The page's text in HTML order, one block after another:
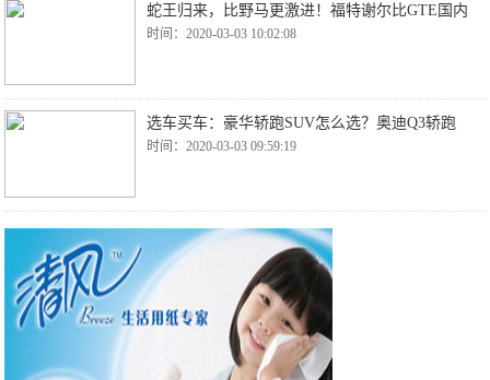
蛇王归来，比野马更激进！福特谢尔比GTE国内
时间：2020-03-03 10:02:08
选车买车：豪华轿跑SUV怎么选？奥迪Q3轿跑
时间：2020-03-03 09:59:19